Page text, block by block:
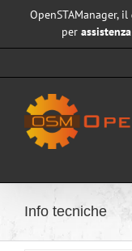
OpenSTAManager, il
per
Info tecniche